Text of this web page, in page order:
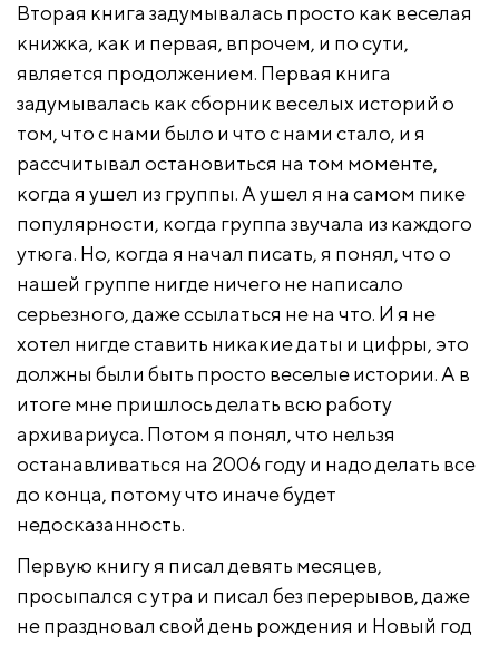
Вторая книга задумывалась просто как веселая
книжка, как и первая, впрочем, и по сути,
является продолжением. Первая книга
задумывалась как сборник веселых историй о
том, что с нами было и что с нами стало, и я
рассчитывал остановиться на том моменте,
когда я ушел из группы. А ушел я на самом пике
популярности, когда группа звучала из каждого
утюга. Но, когда я начал писать, я понял, что о
нашей группе нигде ничего не написало
серьезного, даже ссылаться не на что. И я не
хотел нигде ставить никакие даты и цифры, это
должны были быть просто веселые истории. А в
итоге мне пришлось делать всю работу
архивариуса. Потом я понял, что нельзя
останавливаться на 2006 году и надо делать все
до конца, потому что иначе будет
недосказанность.
Первую книгу я писал девять месяцев,
просыпался с утра и писал без перерывов, даже
не праздновал свой день рождения и Новый год